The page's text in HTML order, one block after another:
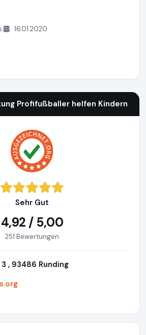
16.01.2020
Profifußballer helfen Kindern
Sehr Gut
4,92 / 5,00
251 Bewertungen
, 93486 Runding